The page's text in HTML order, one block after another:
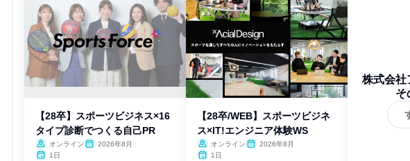
【28卒】スポーツビジネス×16
タイプ診断でつくる自己PR
オンライン
2026年8月
1日
【28卒/WEB】スポーツビジネ
ス×IT!エンジニア体験WS
オンライン
2026年8月
1日
株式会社
そ